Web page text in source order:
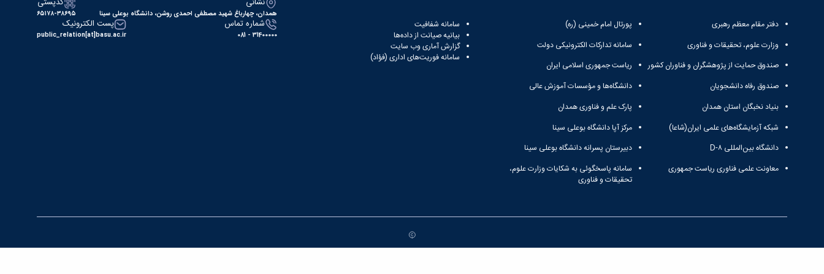
دفتر مقام معظم رهبری
وزارت علوم، تحقیقات و فناوری
صندوق حمایت از پژوهشگران و فناوران کشور
صندوق رفاه دانشجویان
بنیاد نخبگان استان همدان
شبکه آزمایشگاه‌های علمی ایران(شاعا)
دانشگاه بین‌المللی D-۸
معاونت علمی فناوری ریاست جمهوری
پورتال امام خمینی (ره)
سامانه تدارکات الکترونیکی دولت
ریاست جمهوری اسلامی ایران
دانشگاه‌ها و مؤسسات آموزش عالی
پارک علم و فناوری همدان
مرکز آپا دانشگاه بوعلی سینا
دبیرستان پسرانه دانشگاه بوعلی سینا
سامانه پاسخگوئی به شکایات وزارت علوم،
تحقیقات و فناوری
سامانه شفافیت
بیانیه صیانت از داده‌ها
گزارش آماری وب‌ سایت
سامانه فوریت‌های اداری (فؤاد)
همدان، چهارباغ شهید مصطفی احمدی روشن، دانشگاه بوعلی سینا ۶۵۱۷۸-۳۸۶۹۵
شماره تماس
31400000 - 081
پست الکترونیک
public_relation[at]basu.ac.ir